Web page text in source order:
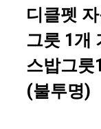
디클펫
그릇 1개
스밥그
(불투명)